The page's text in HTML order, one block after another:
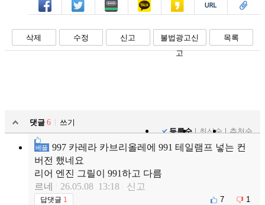
페북 트윗 밴드 카톡 카스 복사 스크랩
삭제 수정 신고
불법광고신
고
목록
댓글 6
쓰기
등록순
최신순 추천순
베플
997 카레라 카브리올레에 991 테일램프 넣는 컨
버전 했네요
리어 엔진 그릴이 991하고 다름
르네
26.05.08 13:18 신고
답댓글 1 7 1